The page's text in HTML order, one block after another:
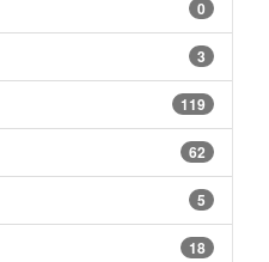
0
3
119
62
5
18